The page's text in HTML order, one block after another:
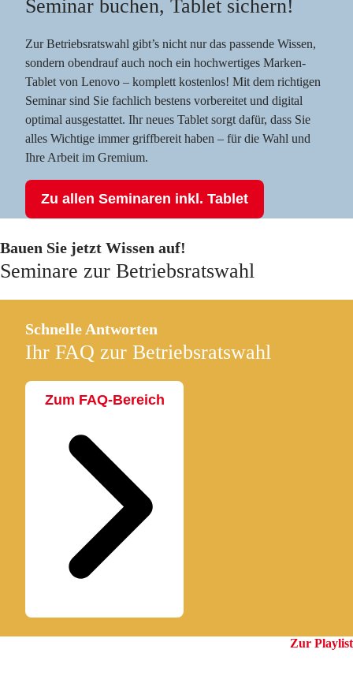
Seminar buchen, Tablet sichern!
Zur Betriebsratswahl gibt’s nicht nur das passende Wissen,
sondern obendrauf auch noch ein hochwertiges Marken-
Tablet von Lenovo – komplett kostenlos! Mit dem richtigen
Seminar sind Sie fachlich bestens vorbereitet und digital
optimal ausgestattet. Ihr neues Tablet sorgt dafür, dass Sie
alles Wichtige immer griffbereit haben – für die Wahl und
Ihre Arbeit im Gremium.
Zu allen Seminaren inkl. Tablet
Bauen Sie jetzt Wissen auf!
Seminare zur Betriebsratswahl
Schnelle Antworten
Ihr FAQ zur Betriebsratswahl
Zum FAQ-Bereich
Zur Playlist